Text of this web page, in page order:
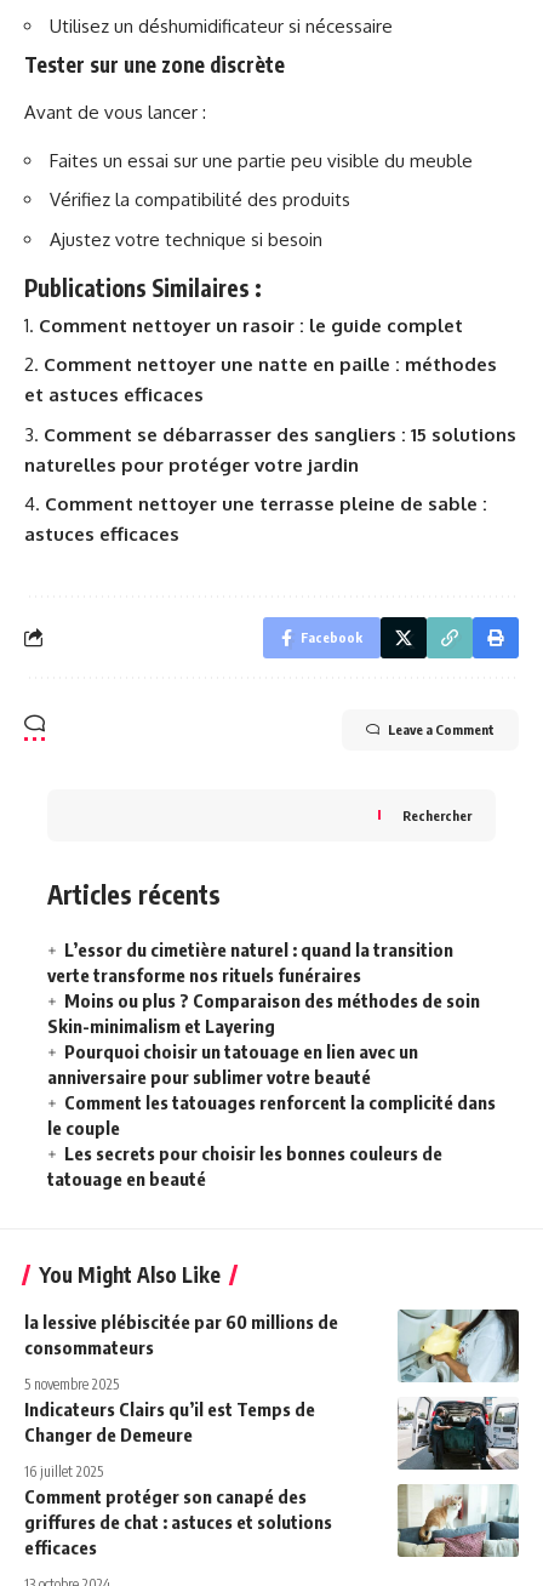
Utilisez un déshumidificateur si nécessaire
Tester sur une zone discrète
Avant de vous lancer :
Faites un essai sur une partie peu visible du meuble
Vérifiez la compatibilité des produits
Ajustez votre technique si besoin
Publications Similaires :
Comment nettoyer un rasoir : le guide complet
Comment nettoyer une natte en paille : méthodes
et astuces efficaces
Comment se débarrasser des sangliers : 15 solutions
naturelles pour protéger votre jardin
Comment nettoyer une terrasse pleine de sable :
astuces efficaces
Facebook
Leave a Comment
Rechercher
Articles récents
L’essor du cimetière naturel : quand la transition
verte transforme nos rituels funéraires
Moins ou plus ? Comparaison des méthodes de soin
Skin-minimalism et Layering
Pourquoi choisir un tatouage en lien avec un
anniversaire pour sublimer votre beauté
Comment les tatouages renforcent la complicité dans
le couple
Les secrets pour choisir les bonnes couleurs de
tatouage en beauté
You Might Also Like
la lessive plébiscitée par 60 millions de
consommateurs
5 novembre 2025
Indicateurs Clairs qu’il est Temps de
Changer de Demeure
16 juillet 2025
Comment protéger son canapé des
griffures de chat : astuces et solutions
efficaces